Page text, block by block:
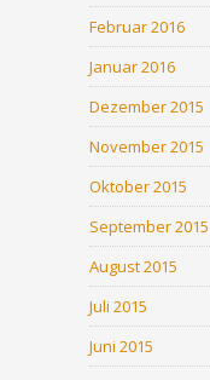
Februar 2016
Januar 2016
Dezember 2015
November 2015
Oktober 2015
September 2015
August 2015
Juli 2015
Juni 2015